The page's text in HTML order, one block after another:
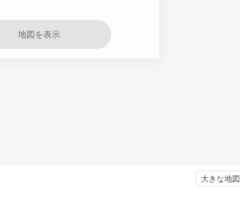
地図を表示
大きな地図